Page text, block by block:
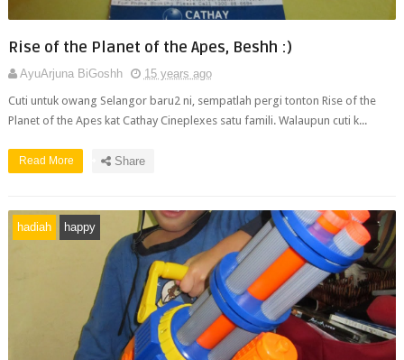
Rise of the Planet of the Apes, Beshh :)
AyuArjuna BiGoshh
15 years ago
Cuti untuk owang Selangor baru2 ni, sempatlah pergi tonton Rise of the
Planet of the Apes kat Cathay Cineplexes satu famili. Walaupun cuti k...
Read More Share
hadiah happy